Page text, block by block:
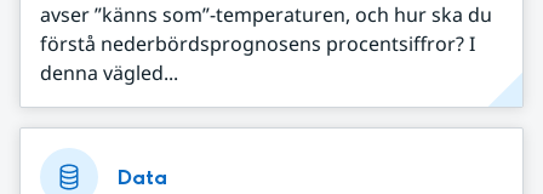
avser ”känns som”-temperaturen, och hur ska du
förstå nederbördsprognosens procentsiffror? I
denna vägled...
Data